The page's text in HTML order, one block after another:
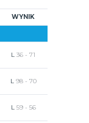
WYNIK
L 36 - 71
L 98- 70
L 59- 56